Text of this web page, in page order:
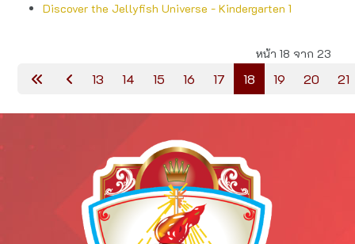
Discover the Jellyfish Universe - Kindergarten 1
หน้า 18 จาก 23
13 14 15 16 17 18 19 20 21